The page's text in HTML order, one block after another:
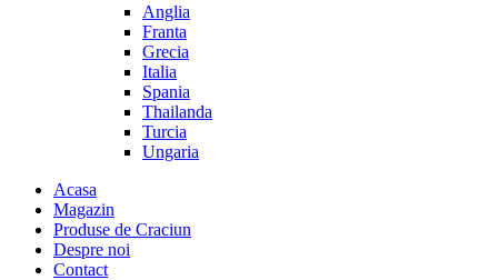
Anglia
Franta
Grecia
Italia
Spania
Thailanda
Turcia
Ungaria
Acasa
Magazin
Produse de Craciun
Despre noi
Contact